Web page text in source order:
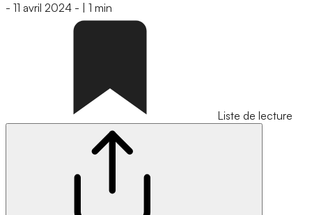
- 11 avril 2024 - 1 min
Liste de lecture